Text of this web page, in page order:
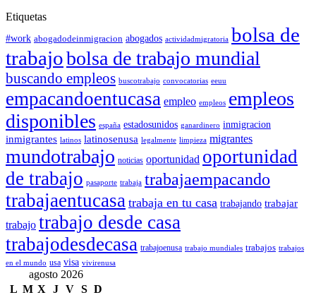
Etiquetas
#work abogadodeinmigracion abogados actividadmigratoria bolsa de
trabajobolsa de trabajo mundial
buscando empleos buscotrabajo convocatorias eeuu
empacandoentucasa empleo empleos empleos
disponibles españa estadosunidos ganardinero inmigracion
inmigrantes latinos latinosenusa legalmente limpieza migrantes
mundotrabajo noticias oportunidad oportunidad
de trabajo pasaporte trabaja trabajaempacando
trabajaentucasa trabaja en tu casa trabajando trabajar
trabajo trabajo desde casa
trabajodesdecasa trabajoenusa trabajo mundiales trabajos trabajos
en el mundo usa visa vivirenusa
agosto 2026
L M X J V S D